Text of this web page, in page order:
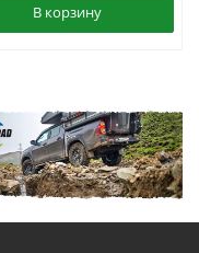
В корзину